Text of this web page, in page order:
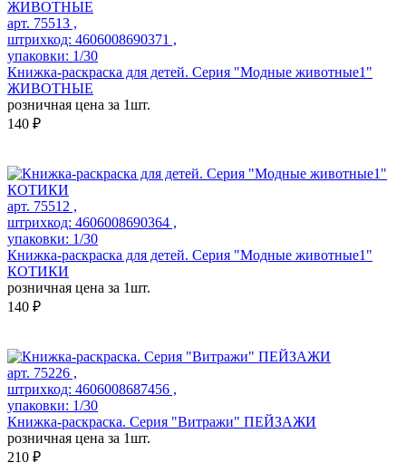
арт. 75513 ,
штрихкод: 4606008690371 ,
упаковки: 1/30
Книжка-раскраска для детей. Серия "Модные животные1"
ЖИВОТНЫЕ
розничная цена за 1шт.
140 ₽
арт. 75512 ,
штрихкод: 4606008690364 ,
упаковки: 1/30
Книжка-раскраска для детей. Серия "Модные животные1"
КОТИКИ
розничная цена за 1шт.
140 ₽
арт. 75226 ,
штрихкод: 4606008687456 ,
упаковки: 1/30
Книжка-раскраска. Серия "Витражи" ПЕЙЗАЖИ
розничная цена за 1шт.
210 ₽